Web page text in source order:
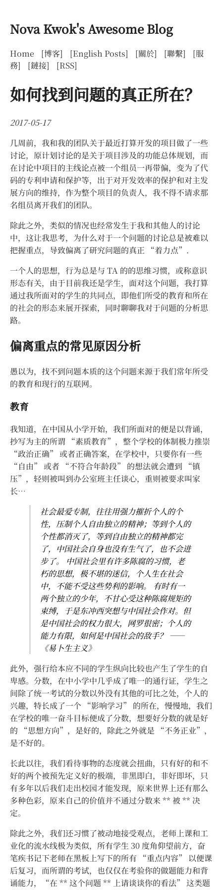
Nova Kwok's Awesome Blog
Home [博客] [English Posts] [關於] [聯繫]
[服
務]
[鏈接] [RSS]
如何找到问题的真正所在？
2017-05-17
几周前，我和我的团队关于最近打算开发的项目做了一些
讨论，原计划讨论的是关于项目涉及的功能总体规划，而
在讨论中项目的主线论点被一个组员一再带偏，变为了代
码的专利申请和保护等，出于对开发效率的保护和对主发
展方向的维持，作为整个项目的负责人，我不得不请求那
名组员离开我们的团队。
除此之外，类似的情况也经常发生于我和其他人的讨论
中，这让我思考，为什么对于一个问题的讨论总是被难以
把握重点，导致偏离了研究问题的真正 “着力点”.
一个人的思想，行为总是与 TA 的的思维习惯，或称意识
形态有关，由于目前我还是学生，面对这个问题，我打算
通过我所面对的学生的共同点，即他们所受的教育和所在
的社会的形态来展开探索，同时聊聊我对于问题的分析思
路。
偏离重点的常见原因分析
愚以为，找不到问题本质的这个问题来源于我们常年所受
的教育和现行的互联网。
教育
我知道，在中国从小学开始，我们所面对的便是以背诵，
抄写为主的所谓 “素质教育”，整个学校的体制极力推崇
“政治正确” 或者正确答案，在学校中，只要你有一些
“自由” 或者 “不符合年龄段” 的想法就会遭到 “镇
压”，轻则被叫到办公室班主任谈心，重则被要求叫家
长…
社会最爱专制，往往用强力摧折个人的个
性，压制个人自由独立的精神；等到个人的
个性都消灭了，等到自由独立的精神都完
了，中国社会自身也没有生气了，也不会进
步了。 中国社会里有许多陈腐的习惯，老
朽的思想，极不堪的迷信，个人生在社会
中，不能不受这些势利的影响。 有时有一
两个独立的少年，不甘心受这种陈腐规矩的
束缚，于是东冲西突想与中国社会作对。但
是中国社会的权力很大，网罗很密；个人的
能力有限，如何是中国社会的敌手？ ——
《易卜生主义》
此外，强行给本应不同的学生纵向比较也产生了学生的自
卑感。分数，在中小学中几乎成了唯一的通行证，学生之
间除了统一考试的分数以外没有其他的可比之处，个人的
兴趣，特长成了一个 “影响学习” 的所在，慢慢地，我们
在学校的唯一奋斗目标便成了分数，想要好分数的就是好
的 “思想方向”，是好的，除此之外就是 “不务正业”，
是不好的。
长此以往，我们看待事物的态度就会扭曲，只有好的和不
好的两个被预先定义好的极端，非黑即白，非好即坏，只
有多年以后我们走出校园才能发现，原来世界上还有那么
多种色彩，原来自己的价值并不通过分数来 ** 被 ** 决
定。
除此之外，我们还习惯了被动地接受观点，老师上课和工
业化的流水线极为类似，所有学生 30 度角仰望前方，奋
笔疾书记下老师在黑板上写下的所有 “重点内容” 以便课
后复习，而所谓的考试，也仅仅在考验你的做题能力和背
诵能力，“在 ** 这个问题 ** 上请谈谈你的看法” 这类题